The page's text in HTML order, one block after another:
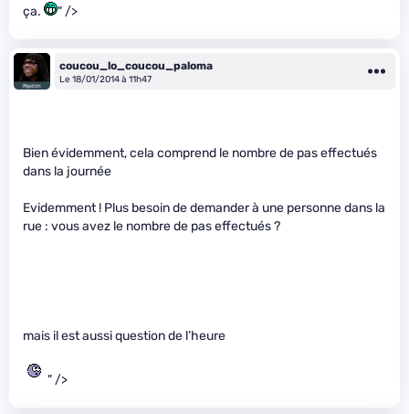
ça.
" />
coucou_lo_coucou_paloma
Le 18/01/2014 à 11h47
Bien évidemment, cela comprend le nombre de pas effectués
dans la journée
Evidemment ! Plus besoin de demander à une personne dans la
rue : vous avez le nombre de pas effectués ?
mais il est aussi question de l’heure
" />